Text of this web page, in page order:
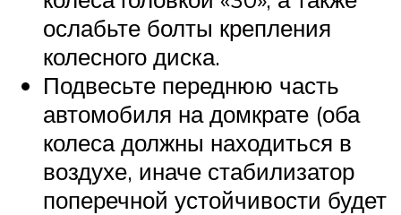
ослабьте болты крепления
колесного диска.
Подвесьте переднюю часть
автомобиля на домкрате (оба
колеса должны находиться в
воздухе, иначе стабилизатор
поперечной устойчивости будет